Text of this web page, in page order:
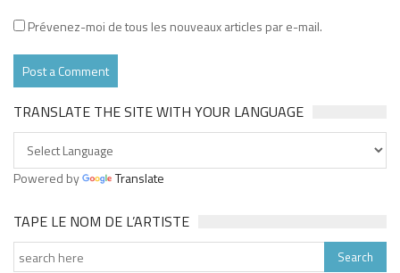
Prévenez-moi de tous les nouveaux articles par e-mail.
TRANSLATE THE SITE WITH YOUR LANGUAGE
Powered by Translate
TAPE LE NOM DE L’ARTISTE